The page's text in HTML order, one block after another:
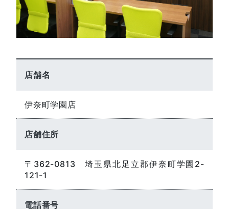
店舗名
伊奈町学園店
店舗住所
〒362-0813 埼玉県北足立郡伊奈町学園2-
121-1
電話番号